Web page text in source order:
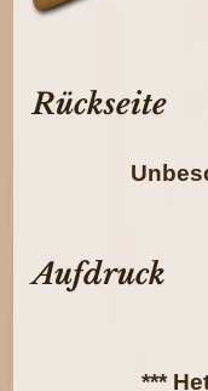
Rückseite
Aufdruck
***